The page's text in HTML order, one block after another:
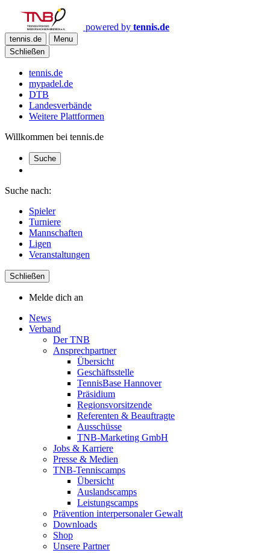
powered by tennis.de
tennis.de
Menu
Schließen
tennis.de
mypadel.de
DTB
Landesverbände
Weitere Plattformen
Willkommen bei tennis.de
Suche
Suche nach:
Spieler
Turniere
Mannschaften
Ligen
Veranstaltungen
Schließen
Melde dich an
News
Verband
Der TNB
Ansprechpartner
Übersicht
Geschäftsstelle
TennisBase Hannover
Präsidium
Regionsvorsitzende
Referenten & Beauftragte
Ausschüsse
TNB-Marketing GmbH
Jobs & Karriere
Presse & Medien
TNB-Tenniscamps
Übersicht
Auslandscamps
Leistungscamps
Prävention interpersonaler Gewalt
Downloads
Shop
Unsere Partner